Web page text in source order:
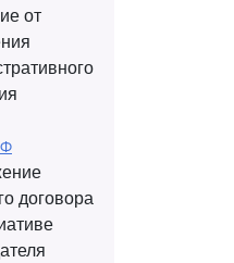
от
договора